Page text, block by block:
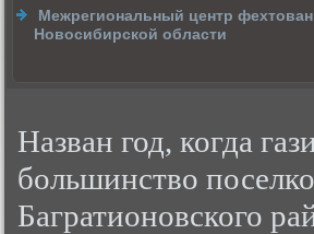
Межрегиональный центр
Новосибирской области
Назван год, когда
большинство
Багратионовского